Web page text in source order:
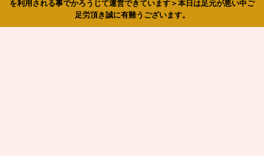
を利用される事でかろうじて運営できています＞本日は足元が悪い中ご
足労頂き誠に有難うございます。